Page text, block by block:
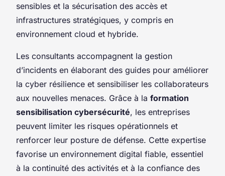
sensibles et la sécurisation des accès et
infrastructures stratégiques, y compris en
environnement cloud et hybride.
Les consultants accompagnent la gestion
d’incidents en élaborant des guides pour améliorer
la cyber résilience et sensibiliser les collaborateurs
aux nouvelles menaces. Grâce à la formation
sensibilisation cybersécurité, les entreprises
peuvent limiter les risques opérationnels et
renforcer leur posture de défense. Cette expertise
favorise un environnement digital fiable, essentiel
à la continuité des activités et à la confiance des